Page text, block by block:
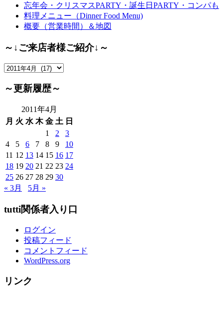
忘年会・クリスマスPARTY・誕生日PARTY・コンパも
料理メニュー（Dinner Food Menu)
概要（営業時間）＆地図
～↓ご来店者様ご紹介↓～
～
ご
者
紹
介
↓
～
～更新履歴～
2011年4月
月 火 水 木 金 土 日
1
2
3
4
5 6 7 8 9
10
11 12 13 14 15 16 17
18 19 20 21 22 23 24
25 26 27 28 29 30
« 3月
5月 »
tutti関係者入り口
ログイン
投稿フィード
コメントフィード
WordPress.org
リンク